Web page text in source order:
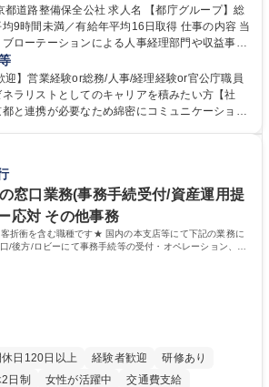
手当あり 食事補助あり
公社 求人名 【都庁グループ】総
未満／有給年平均16日取得 仕事の内容 当
ローテーションによる人事経理部門や収益事業
幅広い部署での業務をお任せいたします。研修
おります！ ※下記業務詳細 【業務詳細】■
理など当公社の運営に係る管理業務 ■収益部
理運営、新宿駅西口広場の「イベントコーナ
見学ツアー事業 ※入社後は上記いずれかの部門
の定める業務 募集職種 【都庁グル
業月平均9時間未満／有給年平均16日取得
迎】営業経験or総務/人事/経理経験or官公庁職員
ラリストとしてのキャリアを積みたい方【社
と連携が必要なため綿密にコミュニケーション
経験できます。 ■様々なプロジェクト：駐車場
内に設置された照明を兼ねた広告「ブライトサ
など、事業収益を生み出す活動を積極的に行って
窓口業務(事務手続受付/資産運用提
応対 その他事務
折衝を含む職種です★ 国内の本支店等にて下記の業務に
/後方/ロビーにて事務手続等の受付・オペレーション、お
休日120日以上 経験者歓迎
研修あり
日制 女性が活躍中
交通費支給